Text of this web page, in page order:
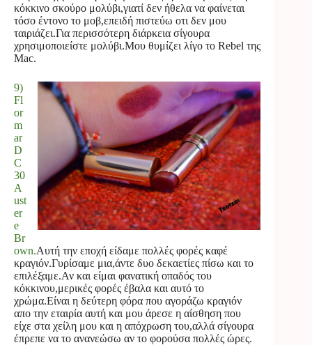
κόκκινο σκούρο μολύβι,γιατί δεν ήθελα να φαίνεται
τόσο έντονο το μοβ,επειδή πιστεύω οτι δεν μου
ταιριάζει.Για περισσότερη διάρκεια σίγουρα
χρησιμοποιείστε μολύβι.Μου θυμίζει λίγο το Rebel της
Mac.
9)
Fl
or
m
ar
D
C
30
A
ust
er
e
Br
own.Αυτή την εποχή είδαμε πολλές φορές καφέ
κραγιόν.Γυρίσαμε μια,άντε δυο δεκαετίες πίσω και το
επιλέξαμε.Αν και είμαι φανατική οπαδός του
κόκκινου,μερικές φορές έβαλα και αυτό το
χρώμα.Είναι η δεύτερη φόρα που αγοράζω κραγιόν
απο την εταιρία αυτή και μου άρεσε η αίσθηση που
είχε στα χείλη μου και η απόχρωση του,αλλά σίγουρα
έπρεπε να το ανανεώσω αν το φορούσα πολλές ώρες.